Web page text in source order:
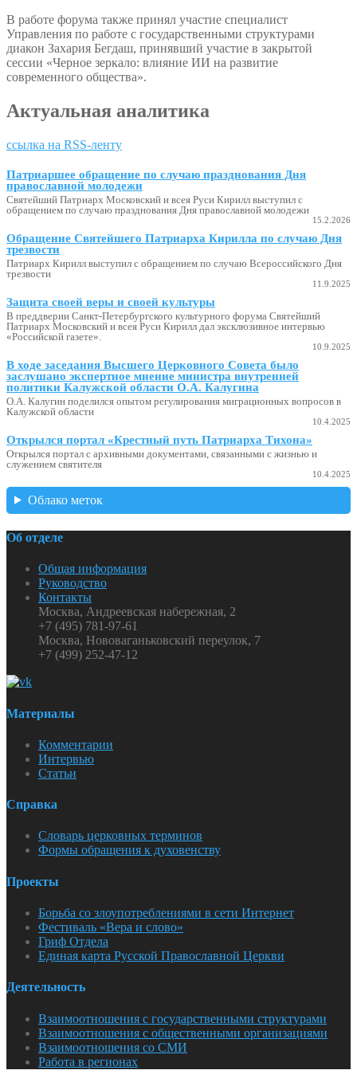
В работе форума также принял участие специалист
Управления по работе с государственными структурами
диакон Захария Бегдаш, принявший участие в закрытой
сессии «Черное зеркало: влияние ИИ на развитие
современного общества».
Актуальная аналитика
ссылка на RSS-ленту
Патриаршее обращение по случаю празднования Дня
православной молодежи
Святейший Патриарх Московский и всея Руси Кирилл выступил с
обращением по случаю празднования Дня православной молодежи
15.2.2026
Обращение Святейшего Патриарха Кирилла по случаю Дня
трезвости
Патриарх Кирилл выступил с обращением по случаю Всероссийского Дня
трезвости
11.9.2025
Защита своей веры и своей культуры
В преддверии Санкт-Петербургского культурного форума Святейший
Патриарх Московский и всея Руси Кирилл дал эксклюзивное интервью
«Российской газете».
10.9.2025
В ходе заседания Высшего Церковного Совета было
заслушано экспертное мнение министра внутренней
политики Калужской области О.А. Калугина
О.А. Калугин поделился опытом регулирования миграционных вопросов в
Калужской области
10.4.2025
Открылся портал «Крестный путь Патриарха Тихона»
Открылся портал с архивными документами, связанными с жизнью и
служением святителя
10.4.2025
Облако меток
Об отделе
Общая информация
Руководство
Контакты
Москва, Андреевская набережная, 2
+7 (495) 781-97-61
Москва, Нововаганьковский переулок, 7
+7 (499) 252-47-12
Материалы
Комментарии
Интервью
Статьи
Справка
Словарь церковных терминов
Формы обращения к духовенству
Проекты
Борьба со злоупотреблениями в сети Интернет
Фестиваль «Вера и слово»
Гриф Отдела
Единая карта Русской Православной Церкви
Деятельность
Взаимоотношения с государственными структурами
Взаимоотношения с общественными организациями
Взаимоотношения со СМИ
Работа в регионах